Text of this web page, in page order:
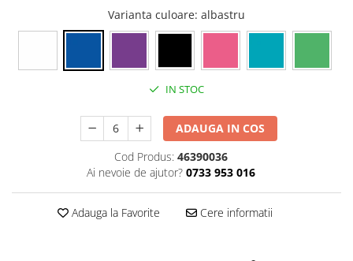
Instrumente de scris eco
Creioane mecanice si grafit
Finelinere
Markere diverse
Carioci si creioane colorate
Rezerve instrumente scris
Tavite documente si suporturi
Foarfece pentru birou
Varianta culoare: albastru
IN STOC
ADAUGA IN COS
Cod Produs: 46390036
Ai nevoie de ajutor? 0733 953 016
Adauga la Favorite Cere informatii